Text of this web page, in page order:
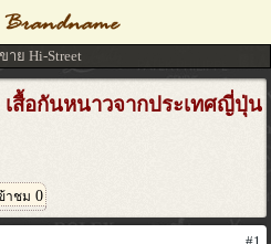
นหนาวจากประเทศญี่ปุ่น
าชม 0
าย Hi-Street